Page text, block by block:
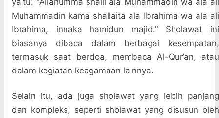
yaitu: "Allahumma shalli ala Muhammadin wa ala ali
Muhammadin kama shallaita ala Ibrahima wa ala ali
Ibrahima, innaka hamidun majid." Sholawat ini
biasanya dibaca dalam berbagai kesempatan,
termasuk saat berdoa, membaca Al-Qur’an, atau
dalam kegiatan keagamaan lainnya.
Selain itu, ada juga sholawat yang lebih panjang
dan kompleks, seperti sholawat yang disusun oleh